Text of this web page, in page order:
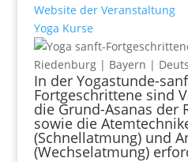
Website der Veranstaltung
Yoga Kurse
In der Yogastunde-
Fortgeschrittene sind
die Grund-Asanas der
sowie die
(Schnellatmung) und
(Wechselatmung)